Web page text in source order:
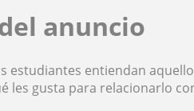
anuncio
estudiantes entiendan
les gusta para relacionarlo